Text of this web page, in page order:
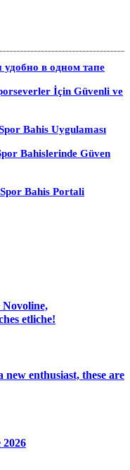
в одном тапе
İçin Güvenli ve
Bahis Uygulaması
Bahislerinde Güven
Bahis Portali
etliche!
enthusiast, these are
2026